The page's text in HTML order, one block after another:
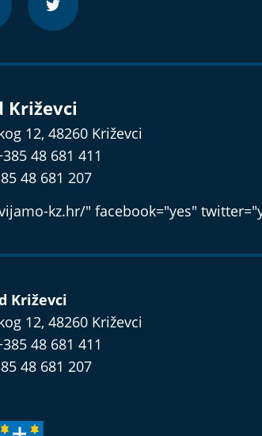
Križevci
12, 48260 Križevci
48 681 411
48 681 207
kz.hr/" facebook="yes"
Križevci
12, 48260 Križevci
48 681 411
48 681 207